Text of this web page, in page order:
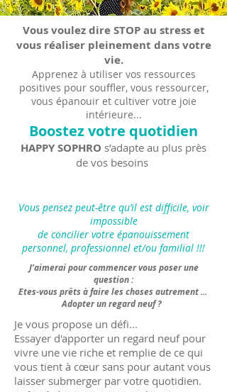
Vous voulez dire STOP au stress et
vous réaliser pleinement dans votre
vie.
Apprenez à utiliser vos ressources
positives pour souffler, vous ressourcer,
vous épanouir et cultiver votre joie
intérieure...
Boostez votre quotidien
HAPPY SOPHRO s’adapte au plus près
de vos besoins
Vous pensez peut-être qu’il est difficile, voir
impossible
de concilier votre épanouissement
personnel, professionnel et/ou familial !!!
J’aimerai pour commencer vous poser une
question :
Etes-vous prêts à faire les choses autrement ...
Adopter un regard neuf ?
Je vous propose un défi...
Essayer d'apporter un regard neuf pour
vivre une vie riche et remplie de ce qui
vous tient à cœur sans pour autant vous
laisser submerger par votre quotidien.